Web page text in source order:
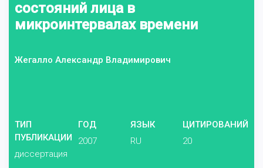
состояний лица в
микроинтервалах времени
Жегалло Александр Владимирович
ТИП
ПУБЛИКАЦИИ
диссертация
ГОД
2007
ЯЗЫК
RU
ЦИТИРОВАНИЙ
20